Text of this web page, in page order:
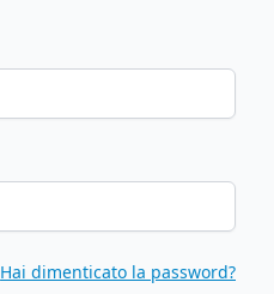
Hai dimenticato la password?